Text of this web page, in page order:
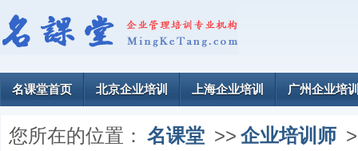
名课堂首页 北京企业培训 上海企业培训 广州企业培
您所在的位置： 名课堂 >> 企业培训师